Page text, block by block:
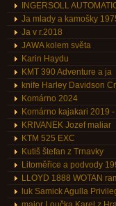
INGERSOLL
Ja mlady a kamošky
Ja v r.2018
JAWA kolem světa
Karin Haydu
KMT 390 Adventure a ja
knife Harley Davidson
Komárno 2024
Komárno kajakari 2019
KRIVANEK Jozef maliar
KTM 525 EXC
Kutiš štefan z Trnavky
Litoměřice a podvody
LLOYD 1888 WOTAN
luk Samick Agulla